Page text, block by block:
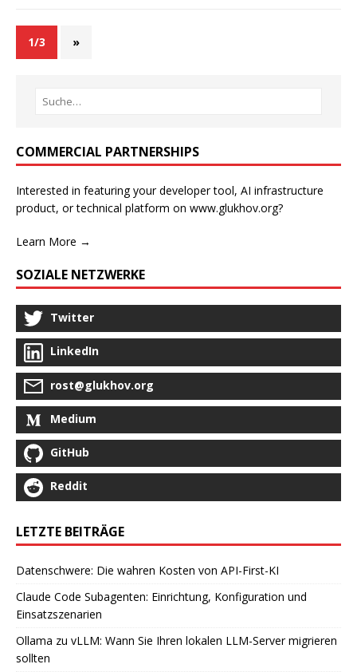
1/3 »
COMMERCIAL PARTNERSHIPS
Interested in featuring your developer tool, AI infrastructure
product, or technical platform on www.glukhov.org?
Learn More →
SOZIALE NETZWERKE
Twitter
LinkedIn
rost@glukhov.org
Medium
GitHub
Reddit
LETZTE BEITRÄGE
Datenschwere: Die wahren Kosten von API-First-KI
Claude Code Subagenten: Einrichtung, Konfiguration und
Einsatzszenarien
Ollama zu vLLM: Wann Sie Ihren lokalen LLM-Server migrieren
sollten